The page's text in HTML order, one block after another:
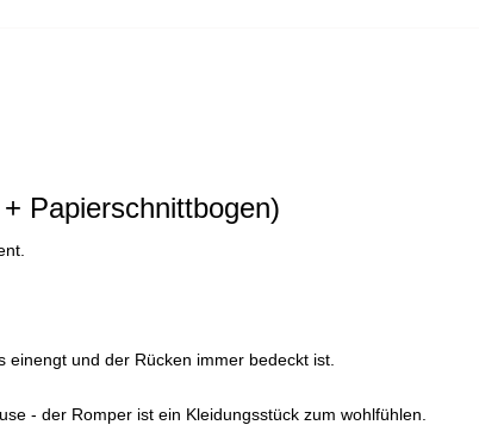
Papierschnittbogen)
und der Rücken immer bedeckt ist.
- der Romper ist ein Kleidungsstück zum wohlfühlen.